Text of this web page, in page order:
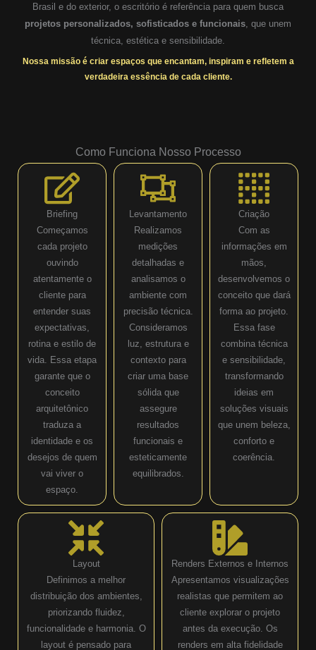
Brasil e do exterior, o escritório é referência para quem busca
projetos personalizados, sofisticados e funcionais , que unem
técnica, estética e sensibilidade.
Nossa missão é criar espaços que encantam, inspiram e refletem a
verdadeira essência de cada cliente.
Como Funciona Nosso Processo
Briefing
Começamos
cada projeto
ouvindo
atentamente o
cliente para
entender suas
expectativas,
rotina e estilo de
vida. Essa etapa
garante que o
conceito
arquitetônico
traduza a
identidade e os
desejos de quem
vai viver o
espaço.
Levantamento
Realizamos
medições
detalhadas e
analisamos o
ambiente com
precisão técnica.
Consideramos
luz, estrutura e
contexto para
criar uma base
sólida que
assegure
resultados
funcionais e
esteticamente
equilibrados.
Criação
Com as
informações em
mãos,
desenvolvemos o
conceito que dará
forma ao projeto.
Essa fase
combina técnica
e sensibilidade,
transformando
ideias em
soluções visuais
que unem beleza,
conforto e
coerência.
Layout
Definimos a melhor
distribuição dos ambientes,
priorizando fluidez,
funcionalidade e harmonia. O
layout é pensado para
Renders Externos e Internos
Apresentamos visualizações
realistas que permitem ao
cliente explorar o projeto
antes da execução. Os
renders em alta fidelidade